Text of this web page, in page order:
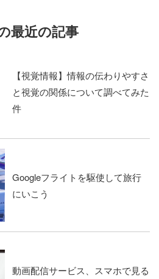
最近の記事
【視覚情報】情報の伝わりやすさ
と視覚の関係について調べてみた
件
Googleフライトを駆使して旅行
にいこう
動画配信サービス、スマホで見る